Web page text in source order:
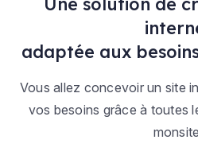
adaptée aux
Vous allez concevoir un site
vos besoins grâce à toutes